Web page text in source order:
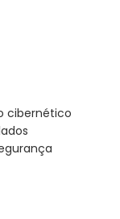
cibernético